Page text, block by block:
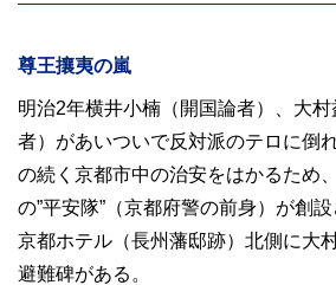
尊王攘夷の嵐
明治2年横井小楠（開国論者）、大
者）があいついで反対派のテロに倒
の続く京都市中の治安をはかるため
の”平安隊”（京都府警の前身）が創設
京都ホテル（長州藩邸跡）北側に大
避難碑がある。